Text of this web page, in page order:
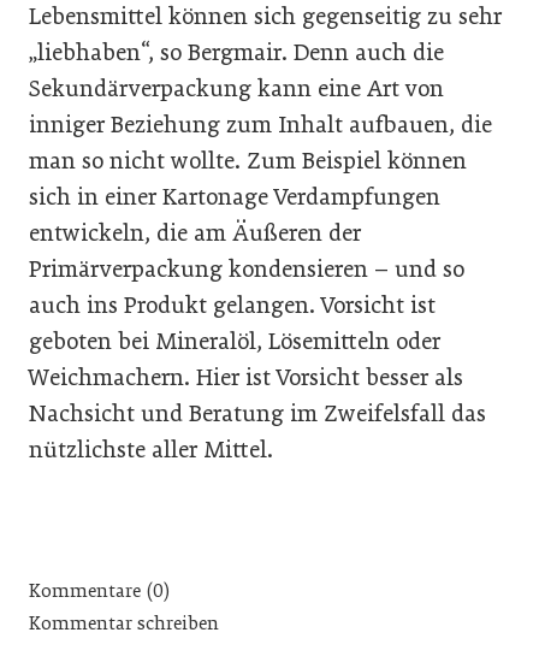
Lebensmittel können sich gegenseitig zu sehr
„liebhaben“, so Bergmair. Denn auch die
Sekundärverpackung kann eine Art von
inniger Beziehung zum Inhalt aufbauen, die
man so nicht wollte. Zum Beispiel können
sich in einer Kartonage Verdampfungen
entwickeln, die am Äußeren der
Primärverpackung kondensieren – und so
auch ins Produkt gelangen. Vorsicht ist
geboten bei Mineralöl, Lösemitteln oder
Weichmachern. Hier ist Vorsicht besser als
Nachsicht und Beratung im Zweifelsfall das
nützlichste aller Mittel.
Kommentare (0)
Kommentar schreiben